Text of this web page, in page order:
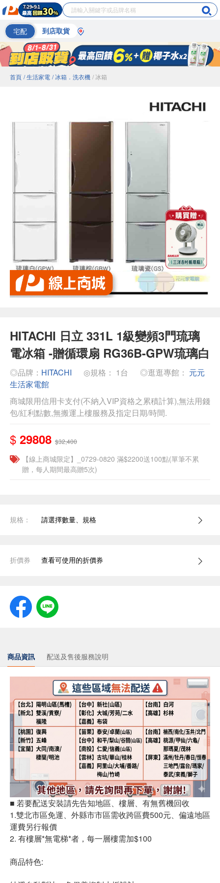
宅配 到店取貨
首頁 / 生活家電 / 冰箱．洗衣機 / 冰箱
HITACHI 日立 331L 1級變頻3門琉璃
電冰箱 -贈循環扇 RG36B-GPW琉璃白
◎品牌： HITACHI ◎規格： 1台 ◎逛逛專館： 元元
生活家電館
商城限用信用卡支付(不納入VIP資格之累積計算),無法用錢
包/紅利點數,無搬運上樓服務及指定日期/時間.
$ 29808 $32,400
【線上商城限定】_0729-0820 滿$2200送100點(單筆不累
贈，每人期間最高贈5次)
規格： 請選擇數量、規格
折價券 查看可使用的折價券
商品資訊 配送及售後服務說明
■ 若要配送安裝請先告知地區、樓層、有無舊機回收
1.雙北市區免運、外縣市市區需收跨區費500元、偏遠地區
運費另行報價
2. 有樓層*無電梯*者，每一層樓需加$100
商品特色: